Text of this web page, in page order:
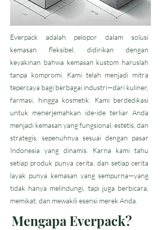
Everpack adalah pelopor dalam solusi
kemasan fleksibel, didirikan dengan
keyakinan bahwa kemasan kustom haruslah
tanpa kompromi. Kami telah menjadi mitra
tepercaya bagi berbagai industri—dari kuliner,
farmasi, hingga kosmetik. Kami berdedikasi
untuk menerjemahkan ide-ide terliar Anda
menjadi kemasan yang fungsional, estetis, dan
strategis, sepenuhnya sesuai dengan pasar
Indonesia yang dinamis. Karna kami tahu
setiap produk punya cerita, dan setiap cerita
layak punya kemasan yang sempurna—yang
tidak hanya melindungi, tapi juga berbicara,
memikat, dan mewakili esensi merek Anda.
Mengapa Everpack?